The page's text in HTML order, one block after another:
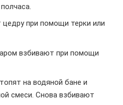
при помощи терки или
взбивают при помощи
на водяной бане и
смеси. Снова взбивают